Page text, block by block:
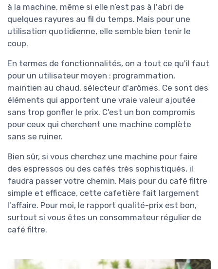
à la machine, même si elle n’est pas à l'abri de
quelques rayures au fil du temps. Mais pour une
utilisation quotidienne, elle semble bien tenir le
coup.
En termes de fonctionnalités, on a tout ce qu'il faut
pour un utilisateur moyen : programmation,
maintien au chaud, sélecteur d'arômes. Ce sont des
éléments qui apportent une vraie valeur ajoutée
sans trop gonfler le prix. C'est un bon compromis
pour ceux qui cherchent une machine complète
sans se ruiner.
Bien sûr, si vous cherchez une machine pour faire
des espressos ou des cafés très sophistiqués, il
faudra passer votre chemin. Mais pour du café filtre
simple et efficace, cette cafetière fait largement
l'affaire. Pour moi, le rapport qualité-prix est bon,
surtout si vous êtes un consommateur régulier de
café filtre.